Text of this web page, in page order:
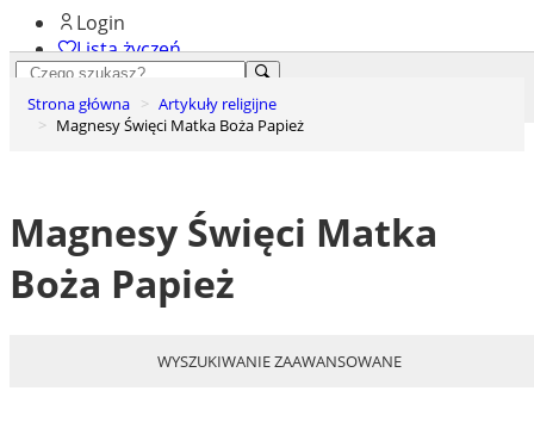
Login
Lista życzeń
0
Koszyk
Strona główna
Artykuły religijne
Magnesy Święci Matka Boża Papież
Magnesy Święci Matka
Boża Papież
WYSZUKIWANIE ZAAWANSOWANE